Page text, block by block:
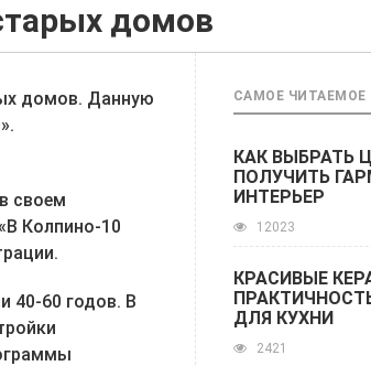
домов
домов. Данную
своем
Колпино-10
40-60 годов. В
САМОЕ ЧИТАЕМОЕ
КАК ВЫБРАТЬ
ПОЛУЧИТЬ
ИНТЕРЬЕР
12023
КРАСИВЫЕ
ДЛЯ КУХНИ
2421